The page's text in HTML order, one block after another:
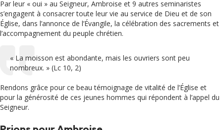
Par leur « oui » au Seigneur, Ambroise et 9 autres seminaristes
s’engagent à consacrer toute leur vie au service de Dieu et de son
Église, dans l’annonce de l’Évangile, la célébration des sacrements et
l’accompagnement du peuple chrétien.
« La moisson est abondante, mais les ouvriers sont peu
nombreux. » (Lc 10, 2)
Rendons grâce pour ce beau témoignage de vitalité de l’Église et
pour la générosité de ces jeunes hommes qui répondent à l’appel du
Seigneur.